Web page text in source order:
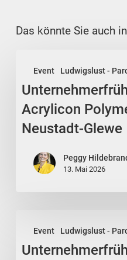
Das könnte Sie auch
Event Ludwigslust -
Acrylicon
Polymers
GmbH
Neustadt-
Glewe
Acrylicon
Neustadt-Glewe
Peggy
13. Mai 2026
Event Ludwigslust -
Boizenburg